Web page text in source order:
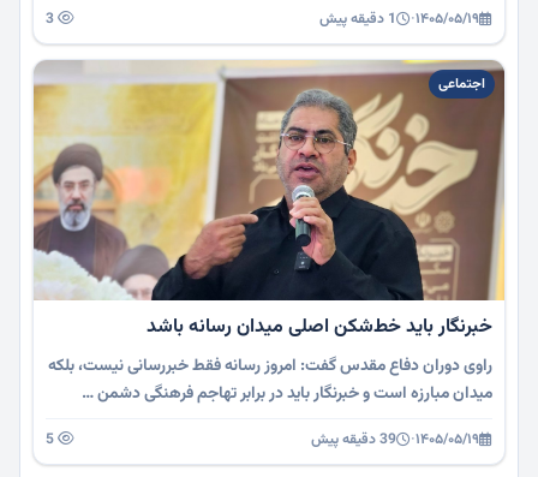
۱۴۰۵/۰۵/۱۹· 1 دقیقه پیش
اجتماعی
خبرنگار باید خط‌شکن اصلی میدان رسانه باشد
راوی دوران دفاع مقدس گفت: امروز رسانه فقط خبررسانی نیست، بلکه
میدان مبارزه است و خبرنگار باید در برابر تهاجم فرهنگی دشمن …
۱۴۰۵/۰۵/۱۹· 39 دقیقه پیش